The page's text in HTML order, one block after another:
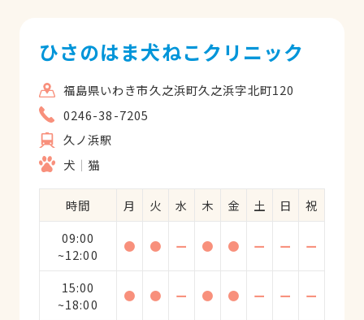
ひさのはま犬ねこクリニック
福島県いわき市久之浜町久之浜字北町120
0246-38-7205
久ノ浜駅
犬
猫
時間 月 火 水 木 金 土 日
祝
09:00
~12:00
● ● ー ● ● ー ー ー
15:00
~18:00
● ● ー ● ● ー ー ー